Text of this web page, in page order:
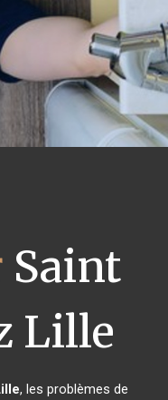
Saint
Lille
, les problèmes de